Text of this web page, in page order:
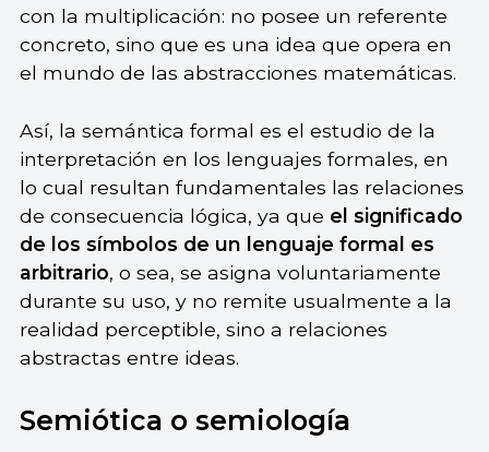
con la multiplicación: no posee un referente
concreto, sino que es una idea que opera en
el mundo de las abstracciones matemáticas.
Así, la semántica formal es el estudio de la
interpretación en los lenguajes formales, en
lo cual resultan fundamentales las relaciones
de consecuencia lógica, ya que el significado
de los símbolos de un lenguaje formal es
arbitrario, o sea, se asigna voluntariamente
durante su uso, y no remite usualmente a la
realidad perceptible, sino a relaciones
abstractas entre ideas.
Semiótica o semiología